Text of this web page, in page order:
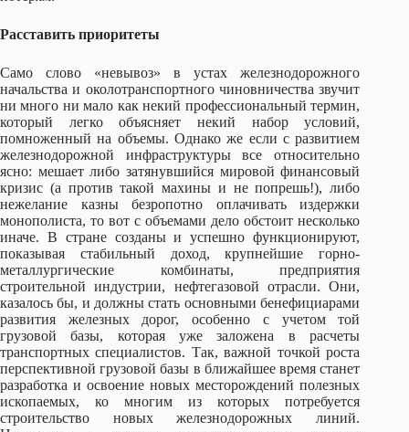
Расставить приоритеты
Само слово «невывоз» в устах железнодорожного
начальства и околотранспортного чиновничества звучит
ни много ни мало как некий профессиональный термин,
который легко объясняет некий набор условий,
помноженный на объемы. Однако же если с развитием
железнодорожной инфраструктуры все относительно
ясно: мешает либо затянувшийся мировой финансовый
кризис (а против такой махины и не попрешь!), либо
нежелание казны безропотно оплачивать издержки
монополиста, то вот с объемами дело обстоит несколько
иначе. В стране созданы и успешно функционируют,
показывая стабильный доход, крупнейшие горно-
металлургические комбинаты, предприятия
строительной индустрии, нефтегазовой отрасли. Они,
казалось бы, и должны стать основными бенефициарами
развития железных дорог, особенно с учетом той
грузовой базы, которая уже заложена в расчеты
транспортных специалистов. Так, важной точкой роста
перспективной грузовой базы в ближайшее время станет
разработка и освоение новых месторождений полезных
ископаемых, ко многим из которых потребуется
строительство новых железнодорожных линий.